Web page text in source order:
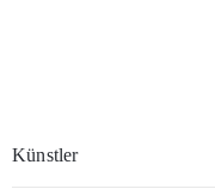
Künstler